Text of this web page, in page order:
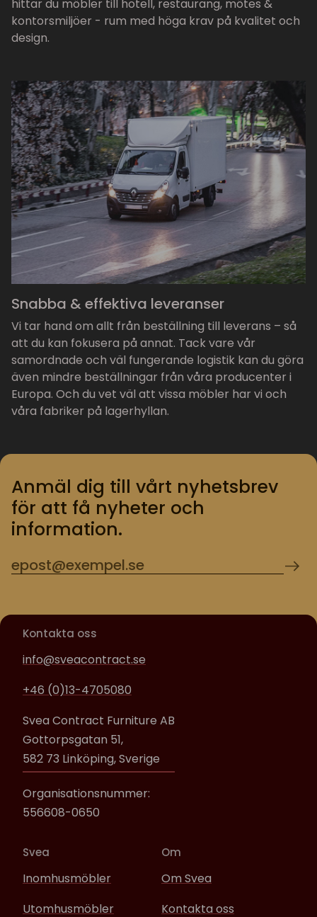
hittar du möbler till hotell, restaurang, mötes &
kontorsmiljöer - rum med höga krav på kvalitet och
design.
Snabba & effektiva leveranser
Vi tar hand om allt från beställning till leverans – så
att du kan fokusera på annat. Tack vare vår
samordnade och väl fungerande logistik kan du göra
även mindre beställningar från våra producenter i
Europa. Och du vet väl att vissa möbler har vi och
våra fabriker på lagerhyllan.
Anmäl dig till vårt nyhetsbrev
för att få nyheter och
information.
Kontakta oss
info@sveacontract.se
+46 (0)13-4705080
Svea Contract Furniture AB
Gottorpsgatan 51,
582 73 Linköping, Sverige
Organisationsnummer:
556608-0650
Svea
Inomhusmöbler
Utomhusmöbler
Om
Om Svea
Kontakta oss